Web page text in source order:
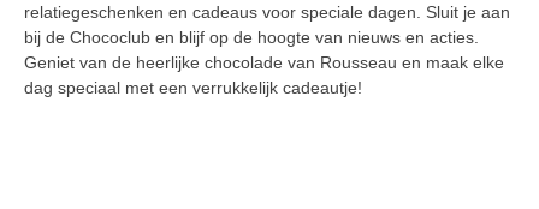
relatiegeschenken en cadeaus voor speciale dagen. Sluit je aan
bij de Chococlub en blijf op de hoogte van nieuws en acties.
Geniet van de heerlijke chocolade van Rousseau en maak elke
dag speciaal met een verrukkelijk cadeautje!